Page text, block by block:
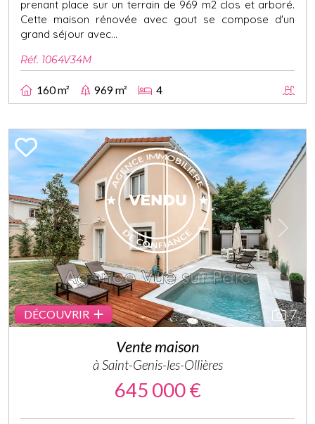
prenant place sur un terrain de 969 m2 clos et arboré.
Cette maison rénovée avec gout se compose d'un
grand séjour avec...
Réf. 1064V34M
160 m² 969 m² 4
Previous Next
DÉCOUVRIR 7
Vente maison
à Saint-Genis-les-Ollières
645 000 €